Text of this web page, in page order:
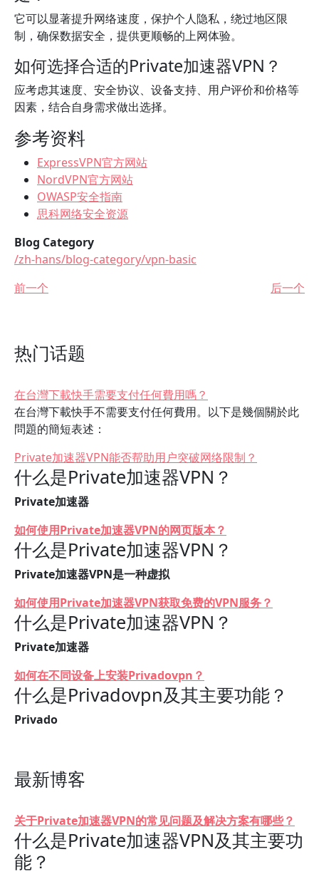
它可以显著提升网络速度，保护个人隐私，绕过地区限
制，确保数据安全，提供更顺畅的上网体验。
如何选择合适的Private加速器VPN？
应考虑其速度、安全协议、设备支持、用户评价和价格等
因素，结合自身需求做出选择。
参考资料
ExpressVPN官方网站
NordVPN官方网站
OWASP安全指南
思科网络安全资源
Blog Category
/zh-hans/blog-category/vpn-basic
前一个
后一个
热门话题
在台灣下載快手需要支付任何費用嗎？
在台灣下載快手不需要支付任何費用。以下是幾個關於此
問題的簡短表述：
Private加速器VPN能否帮助用户突破网络限制？
什么是Private加速器VPN？
Private加速器
如何使用Private加速器VPN的网页版本？
什么是Private加速器VPN？
Private加速器VPN是一种虚拟
如何使用Private加速器VPN获取免费的VPN服务？
什么是Private加速器VPN？
Private加速器
如何在不同设备上安装Privadovpn？
什么是Privadovpn及其主要功能？
Privado
最新博客
关于Private加速器VPN的常见问题及解决方案有哪些？
什么是Private加速器VPN及其主要功
能？